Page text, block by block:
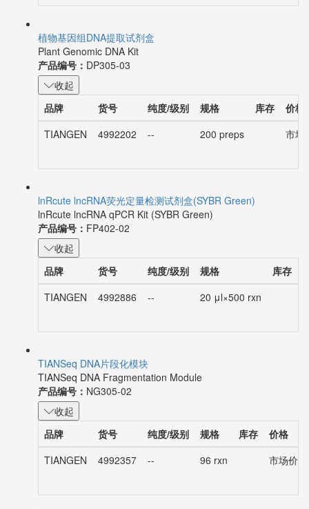
植物基因组DNA提取试剂盒
Plant Genomic DNA Kit
产品编号： DP305-03
收起
品牌
货号 纯度/级别 规格 库存
价格
TIANGEN
4992202 -- 200 preps 市场
lnRcute lncRNA荧光定量检测试剂盒(SYBR Green)
lnRcute lncRNA qPCR Kit (SYBR Green)
产品编号： FP402-02
收起
品牌
货号 纯度/级别 规格 库存
TIANGEN
4992886 -- 20 μl×500 rxn
TIANSeq DNA片段化模块
TIANSeq DNA Fragmentation Module
产品编号： NG305-02
收起
品牌
货号 纯度/级别 规格 库存
价格
TIANGEN
4992357 -- 96 rxn 市场价